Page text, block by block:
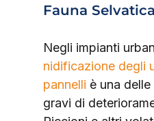
Fauna Selvatica
Negli impianti
nidificazione degli
pannelli è una
gravi di